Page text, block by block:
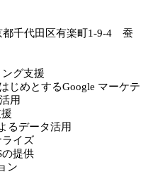
千代田区有楽町1-9-4 蚕
ング支援
じめとするGoogle マーケテ
用
るデータ活用
ライズ
の提供
ン